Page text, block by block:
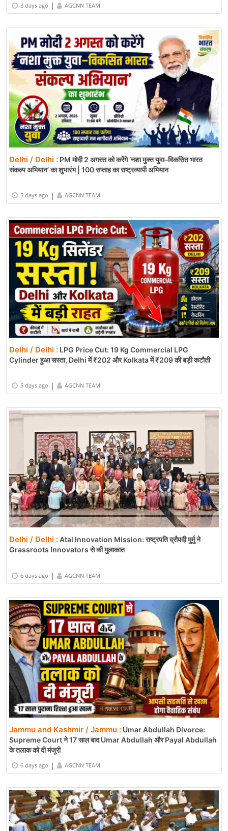
3 days ago | AGCNN TEAM
Delhi / Delhi : PM मोदी 2 अगस्त को करेंगे ‘नशा मुक्त युवा–विकसित भारत
संकल्प अभियान’ का शुभारंभ | 100 सप्ताह का राष्ट्रव्यापी अभियान
5 days ago | AGCNN TEAM
Delhi / Delhi : LPG Price Cut: 19 Kg Commercial LPG
Cylinder हुआ सस्ता, Delhi में ₹202 और Kolkata में ₹209 की बड़ी कटौती
5 days ago | AGCNN TEAM
Delhi / Delhi :Atal Innovation Mission: राष्ट्रपति द्रौपदी मुर्मु ने
Grassroots Innovators से की मुलाकात
6 days ago | AGCNN TEAM
Jammu and Kashmir / Jammu : Umar Abdullah Divorce:
Supreme Court ने 17 साल बाद Umar Abdullah और Payal Abdullah
के तलाक को दी मंजूरी
6 days ago | AGCNN TEAM